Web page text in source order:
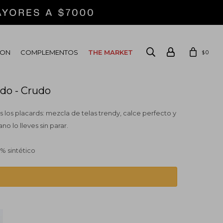
COMPLEMENTOS THE MARKET $0
- Crudo
los placards: mezcla de telas trendy, calce perfecto y
lo lleves sin parar.
sintético